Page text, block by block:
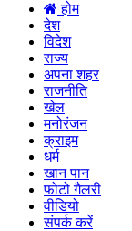
होम
देश
विदेश
राज्य
अपना शहर
राजनीति
खेल
मनोरंजन
क्राइम
धर्म
खान पान
फोटो गैलरी
वीडियो
संपर्क करें